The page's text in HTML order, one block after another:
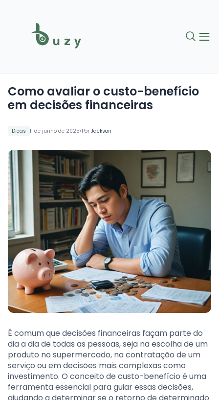
Dicas 11 de junho de 2025•Por Jackson
Como avaliar o custo-benefício
em decisões financeiras
É comum que decisões financeiras façam parte do
dia a dia de todas as pessoas, seja na escolha de um
produto no supermercado, na contratação de um
serviço ou em decisões mais complexas como
investimento. O conceito de custo-benefício é uma
ferramenta essencial para guiar essas decisões,
ajudando a determinar se o retorno de determinado